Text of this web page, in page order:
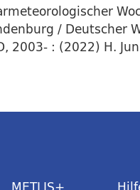
/ Deutscher
2003- : (2022) H.